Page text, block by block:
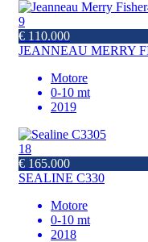
9
€ 110.000
JEANNEAU MERRY
Motore
0-10 mt
2019
18
€ 165.000
SEALINE C330
Motore
0-10 mt
2018